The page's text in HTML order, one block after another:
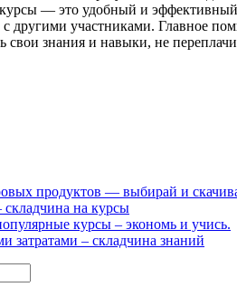
— это удобный и
другими участниками. Главное
знания и навыки, не
продуктов — выбирай и
складчина на курсы
курсы – экономь и учись.
затратами – складчина знаний